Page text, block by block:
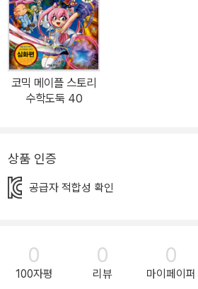
코믹 메이플 스토리
수학도둑 40
상품 인증
공급자 적합성 확인
0
100자평
0
리뷰
0
마이페이퍼